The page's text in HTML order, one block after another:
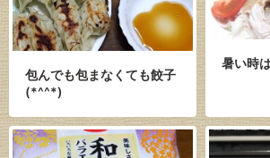
包んでも包まなくても餃子
(*^^*)
暑い時